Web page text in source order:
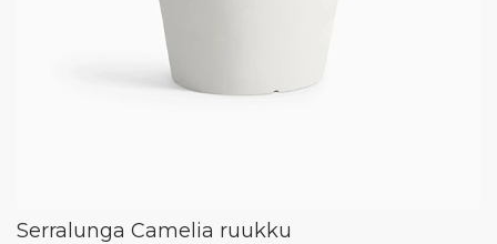
Serralunga Camelia ruukku